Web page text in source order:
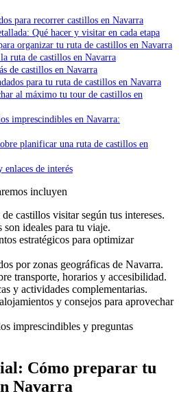
para recorrer castillos en Navarra
Qué hacer y visitar en cada etapa
organizar tu ruta de castillos en Navarra
ruta de castillos en Navarra
de castillos en Navarra
para tu ruta de castillos en Navarra
al máximo tu tour de castillos en
imprescindibles en Navarra:
planificar una ruta de castillos en
de interés
incluyen
castillos visitar según tus intereses.
ideales para tu viaje.
estratégicos para optimizar
por zonas geográficas de Navarra.
transporte, horarios y accesibilidad.
y actividades complementarias.
y consejos para aprovechar
imprescindibles y preguntas
Cómo preparar tu
Navarra